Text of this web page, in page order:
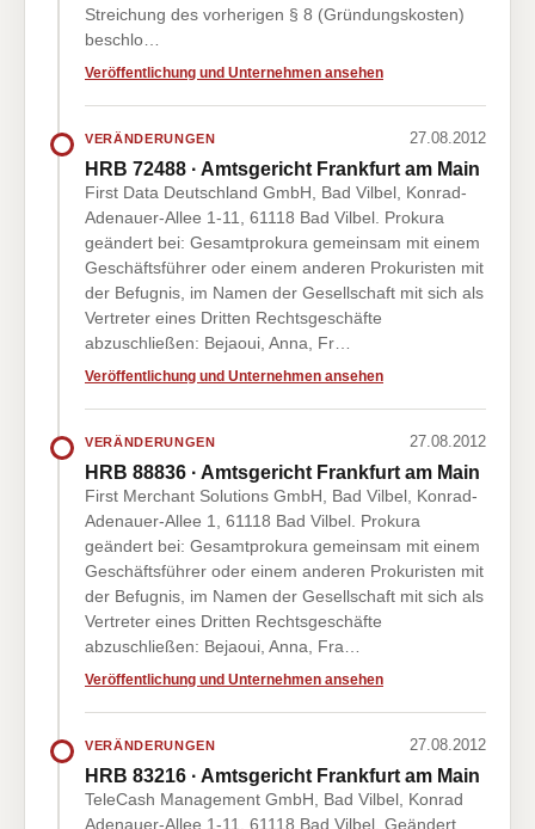
Streichung des vorherigen § 8 (Gründungskosten)
beschlo…
Veröffentlichung und Unternehmen ansehen
VERÄNDERUNGEN 27.08.2012
HRB 72488 · Amtsgericht Frankfurt am Main
First Data Deutschland GmbH, Bad Vilbel, Konrad-
Adenauer-Allee 1-11, 61118 Bad Vilbel. Prokura
geändert bei: Gesamtprokura gemeinsam mit einem
Geschäftsführer oder einem anderen Prokuristen mit
der Befugnis, im Namen der Gesellschaft mit sich als
Vertreter eines Dritten Rechtsgeschäfte
abzuschließen: Bejaoui, Anna, Fr…
Veröffentlichung und Unternehmen ansehen
VERÄNDERUNGEN 27.08.2012
HRB 88836 · Amtsgericht Frankfurt am Main
First Merchant Solutions GmbH, Bad Vilbel, Konrad-
Adenauer-Allee 1, 61118 Bad Vilbel. Prokura
geändert bei: Gesamtprokura gemeinsam mit einem
Geschäftsführer oder einem anderen Prokuristen mit
der Befugnis, im Namen der Gesellschaft mit sich als
Vertreter eines Dritten Rechtsgeschäfte
abzuschließen: Bejaoui, Anna, Fra…
Veröffentlichung und Unternehmen ansehen
VERÄNDERUNGEN 27.08.2012
HRB 83216 · Amtsgericht Frankfurt am Main
TeleCash Management GmbH, Bad Vilbel, Konrad
Adenauer-Allee 1-11, 61118 Bad Vilbel. Geändert